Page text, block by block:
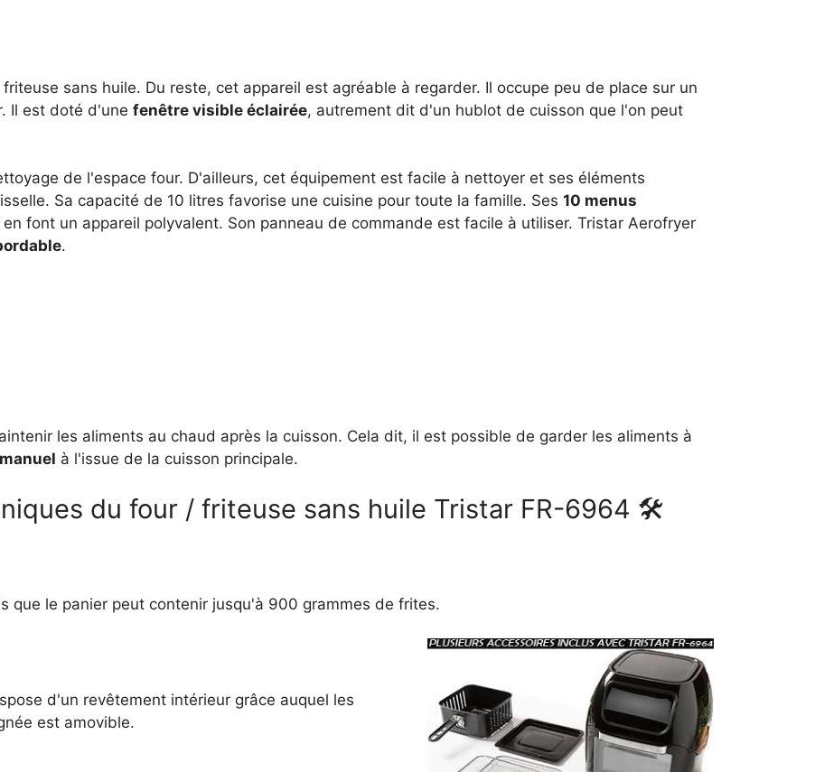
sans huile. Du reste, cet appareil est agréable à regarder. Il occupe peu de place sur un
Il est doté d'une fenêtre visible éclairée, autrement dit d'un hublot de cuisson que l'on peut
de l'espace four. D'ailleurs, cet équipement est facile à nettoyer et ses éléments
Sa capacité de 10 litres favorise une cuisine pour toute la famille. Ses 10 menus
en font un appareil polyvalent. Son panneau de commande est facile à utiliser. Tristar Aerofryer
.
les aliments au chaud après la cuisson. Cela dit, il est possible de garder les aliments à
à l'issue de la cuisson principale.
du four / friteuse sans huile Tristar FR-6964 🛠
que le panier peut contenir jusqu'à 900 grammes de frites.
d'un revêtement intérieur grâce auquel les
est amovible.